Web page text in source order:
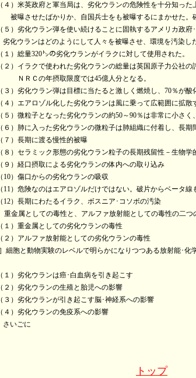
米英政府と軍当局は、劣化ウランの危険性を十分知った
せたばかりか、自国兵士をも被曝するにまかせた。確
劣化ウラン弾を使い続けることに固執するアメリカ政府･
化ウランはどのようにして人々を被曝させ、環境を汚染し
総量320㌧の劣化ウランがイラクに対して使用された。
ラクで使われた劣化ウランの総量は英国原子力公社の評
の年摂取限度では45億人分となる。
化ウラン弾は目標に当たると激しく燃焼し、70％が酸化
エアロゾル化した劣化ウランは風に乗って広範囲に拡散
粒子となった劣化ウランの約50～90％は非常に小さく、
肺に入った劣化ウランの微粒子は肺組織に付着し、長期間
長期に渡る慢性的被曝
セラミック形態の劣化ウラン粒子の長期残留性－生物学
経口摂取による劣化ウランの体内への取り込み
傷口からの劣化ウランの吸収
危険なのはエアロゾルだけではない。破片からベータ線も
長期にわたるイラク、ボスニア･コソボの汚染
金属としての毒性と、アルファ放射能としての毒性の二つ
重金属としての劣化ウランの毒性
アルファ放射能としての劣化ウランの毒性
胞と動物実験のレベルで明らかになりつつある放射能･化
劣化ウランは癌･白血病を引き起こす
劣化ウランの生殖と胎児への影響
劣化ウランが引き起こす脳･神経系への影響
劣化ウランの免疫系への影響
いごに
トップ